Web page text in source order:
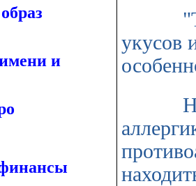
и
финансы
укусов
Но